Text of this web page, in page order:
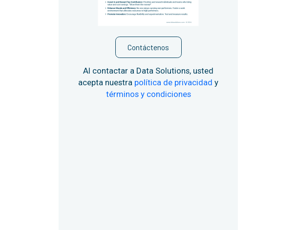
Contáctenos
Al contactar a Data Solutions, usted
acepta nuestra política de privacidad y
términos y condiciones